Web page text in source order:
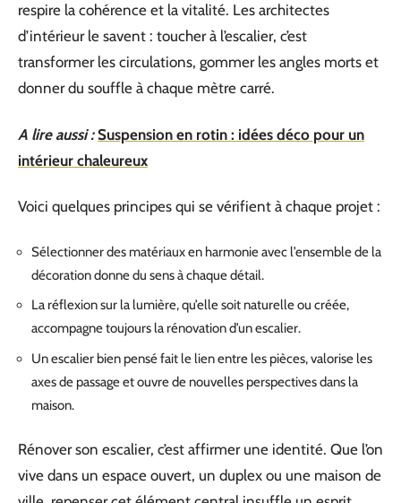
respire la cohérence et la vitalité. Les architectes
d’intérieur le savent : toucher à l’escalier, c’est
transformer les circulations, gommer les angles morts et
donner du souffle à chaque mètre carré.
A lire aussi : Suspension en rotin : idées déco pour un
intérieur chaleureux
Voici quelques principes qui se vérifient à chaque projet :
Sélectionner des matériaux en harmonie avec l’ensemble de la
décoration donne du sens à chaque détail.
La réflexion sur la lumière, qu’elle soit naturelle ou créée,
accompagne toujours la rénovation d’un escalier.
Un escalier bien pensé fait le lien entre les pièces, valorise les
axes de passage et ouvre de nouvelles perspectives dans la
maison.
Rénover son escalier, c’est affirmer une identité. Que l’on
vive dans un espace ouvert, un duplex ou une maison de